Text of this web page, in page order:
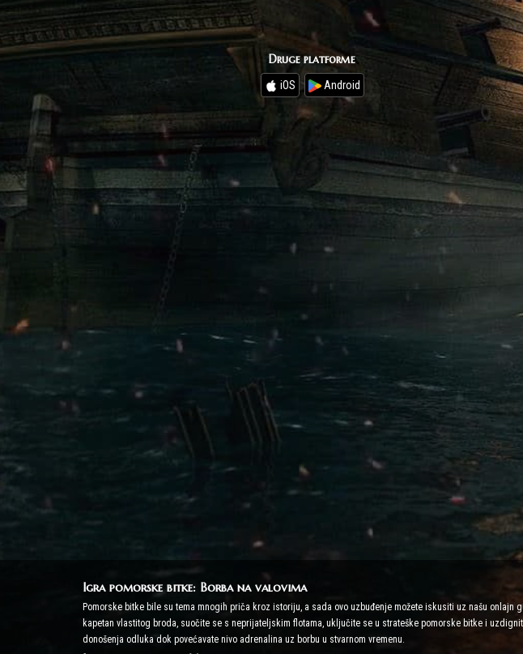
Druge platforme
iOS Android
Igra pomorske bitke: Borba na valovima
Pomorske bitke bile su tema mnogih priča kroz istoriju, a sada ovo uzbuđenje možete iskusiti uz našu
kapetan vlastitog broda, suočite se s neprijateljskim flotama, uključite se u strateške pomorske bitke i
donošenja odluka dok povećavate nivo adrenalina uz borbu u stvarnom vremenu.